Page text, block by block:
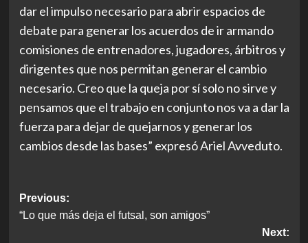
dar el impulso necesario para abrir espacios de
debate para generar los acuerdos de ir armando
comisiones de entrenadores, jugadores, árbitros y
dirigentes que nos permitan generar el cambio
necesario. Creo que la queja por sí solo no sirve y
pensamos que el trabajo en conjunto nos va a dar la
fuerza para dejar de quejarnos y generar los
cambios desde las bases” expresó Ariel Avveduto.
Post
navigation
Previous:
“Lo que más deja el futsal, son amigos”
Next: